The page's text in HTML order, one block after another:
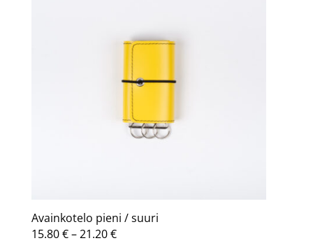
Avainkotelo pieni / suuri
15.80€–21.20€Hintaluokka: